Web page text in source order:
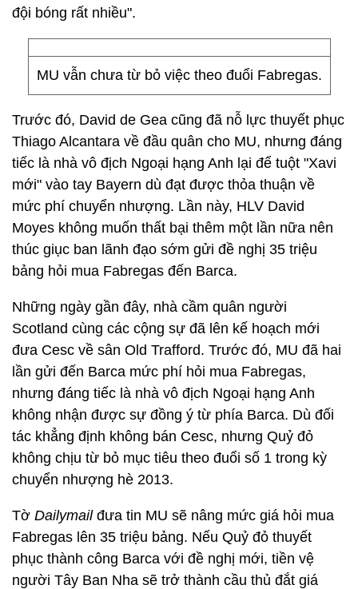
đội bóng rất nhiều".
MU vẫn chưa từ bỏ việc theo đuổi Fabregas.
Trước đó, David de Gea cũng đã nỗ lực thuyết phục
Thiago Alcantara về đầu quân cho MU, nhưng đáng
tiếc là nhà vô địch Ngoại hạng Anh lại để tuột "Xavi
mới" vào tay Bayern dù đạt được thỏa thuận về
mức phí chuyển nhượng. Lần này, HLV David
Moyes không muốn thất bại thêm một lần nữa nên
thúc giục ban lãnh đạo sớm gửi đề nghị 35 triệu
bảng hỏi mua Fabregas đến Barca.
Những ngày gần đây, nhà cầm quân người
Scotland cùng các cộng sự đã lên kế hoạch mới
đưa Cesc về sân Old Trafford. Trước đó, MU đã hai
lần gửi đến Barca mức phí hỏi mua Fabregas,
nhưng đáng tiếc là nhà vô địch Ngoại hạng Anh
không nhận được sự đồng ý từ phía Barca. Dù đối
tác khẳng định không bán Cesc, nhưng Quỷ đỏ
không chịu từ bỏ mục tiêu theo đuổi số 1 trong kỳ
chuyển nhượng hè 2013.
Tờ Dailymailđưa tin MU sẽ nâng mức giá hỏi mua
Fabregas lên 35 triệu bảng. Nếu Quỷ đỏ thuyết
phục thành công Barca với đề nghị mới, tiền vệ
người Tây Ban Nha sẽ trở thành cầu thủ đắt giá